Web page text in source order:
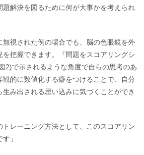
解決を図るために何が大事かを考えられ
無視された例の場合でも、脳の色眼鏡を外
把握できます。『問題をスコアリングシ
2)で示されるような角度で自らの思考のあ
観的に数値化する癖をつけることで、自分
み出される思い込みに気づくことができ
トレーニング方法として、このスコアリン
」